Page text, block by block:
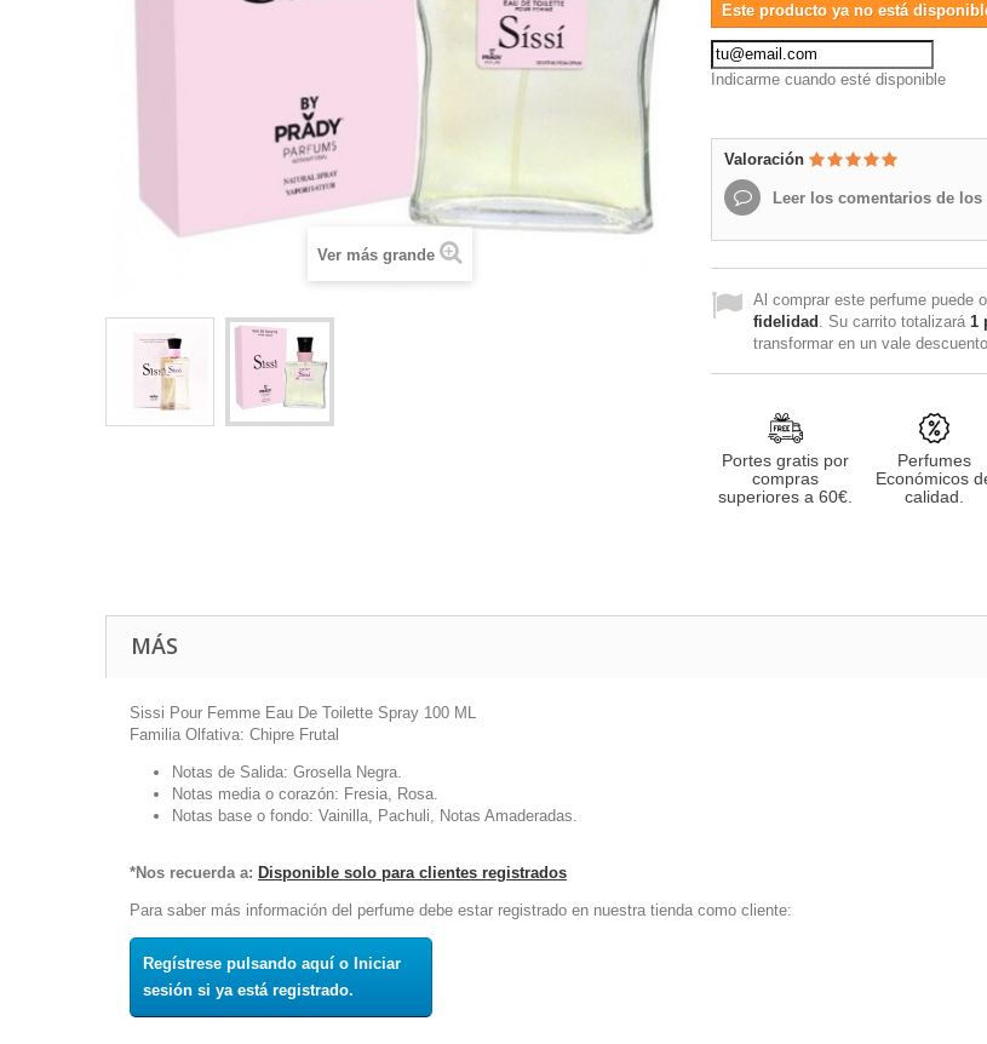
Ver más grande
Este producto ya no está
Indicarme cuando esté disponible
Valoración
Leer los comentarios de
Al comprar este perfume puede
fidelidad . Su carrito totalizará 1
transformar en un vale
Portes gratis por
compras
superiores a 60€.
Perfumes
Económicos
calidad.
MÁS
Sissi Pour Femme Eau De Toilette Spray 100 ML
Familia Olfativa: Chipre Frutal
Notas de Salida: Grosella Negra.
Notas media o corazón: Fresia, Rosa.
Notas base o fondo: Vainilla, Pachuli, Notas Amaderadas.
*Nos recuerda a: Disponible solo para clientes registrados
Para saber más información del perfume debe estar registrado en nuestra tienda como cliente:
Regístrese pulsando aquí o Iniciar
sesión si ya está registrado.